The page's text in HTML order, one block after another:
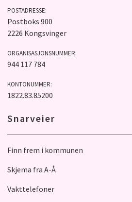
POSTADRESSE:
Postboks 900
2226 Kongsvinger
ORGANISASJONSNUMMER:
944 117 784
KONTONUMMER:
1822.83.85200
Snarveier
Finn frem i kommunen
Skjema fra A-Å
Vakttelefoner